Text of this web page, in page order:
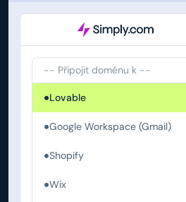
-- Připojit doménu k --
Lovable
Google Workspace (Gmail)
Shopify
Wix